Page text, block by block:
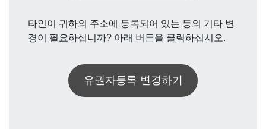
타인이 귀하의 주소에 등록되어 있는 등의 기타 변
경이 필요하십니까? 아래 버튼을 클릭하십시오.
유권자등록 변경하기